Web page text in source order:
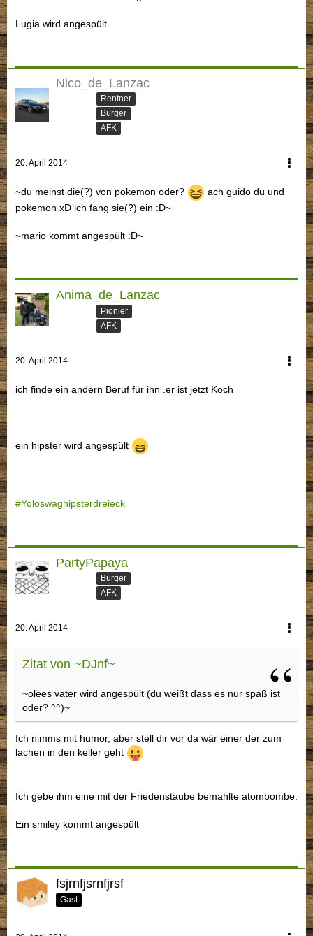
Lugia wird angespült
Nico_de_Lanzac
Rentner
Bürger
AFK
20. April 2014
~du meinst die(?) von pokemon oder?
ach guido du und
pokemon xD ich fang sie(?) ein :D~
~mario kommt angespült :D~
Anima_de_Lanzac
Pionier
AFK
20. April 2014
ich finde ein andern Beruf für ihn .er ist jetzt Koch
ein hipster wird angespült
#Yoloswaghipsterdreieck
PartyPapaya
Bürger
AFK
20. April 2014
Zitat von ~DJnf~
~olees vater wird angespült (du weißt dass es nur spaß ist
oder? ^^)~
Ich nimms mit humor, aber stell dir vor da wär einer der zum
lachen in den keller geht
Ich gebe ihm eine mit der Friedenstaube bemahlte atombombe.
Ein smiley kommt angespült
fsjrnfjsrnfjrsf
Gast